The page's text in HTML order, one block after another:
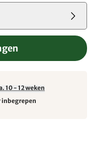
10 - 12 weken
inbegrepen